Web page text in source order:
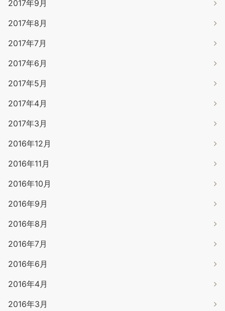
2017年9月
2017年8月
2017年7月
2017年6月
2017年5月
2017年4月
2017年3月
2016年12月
2016年11月
2016年10月
2016年9月
2016年8月
2016年7月
2016年6月
2016年4月
2016年3月